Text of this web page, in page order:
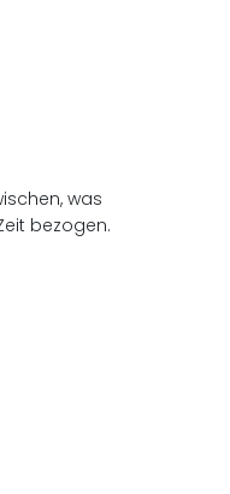
was
bezogen.